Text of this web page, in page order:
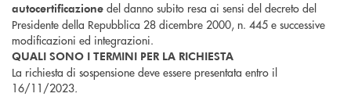
autocertificazione del danno subito resa ai sensi del decreto del
Presidente della Repubblica 28 dicembre 2000, n. 445 e successive
modificazioni ed integrazioni.
QUALI SONO I TERMINI PER LA RICHIESTA
La richiesta di sospensione deve essere presentata entro il
16/11/2023.